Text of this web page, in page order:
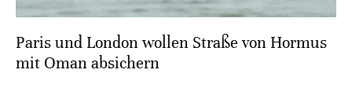
Paris und London wollen Straße von Hormus
mit Oman absichern